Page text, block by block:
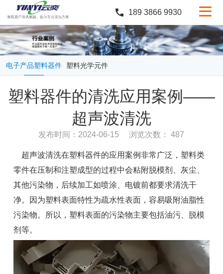
产品中心
行业案例
服务与支持
定制服务
关于云奕
189 3866 9930
电子产品塑料器件 塑料光学元件
塑料器件的清洗应用案例——
超声波清洗
发布时间：2024-06-15 浏览次数： 487
超声波清洗在塑料器件的应用案例非常广泛，塑料类
零件在压制和注塑成型的过程中会粘附脱模剂、灰尘、
其他污染物，后续加工如喷涂、电镀前都要求清洗干
净。因为塑料表面特性为疏水性表面，容易吸附油脂性
污染物。所以，塑料表面的污染物主要包括油污、脱模
剂等。